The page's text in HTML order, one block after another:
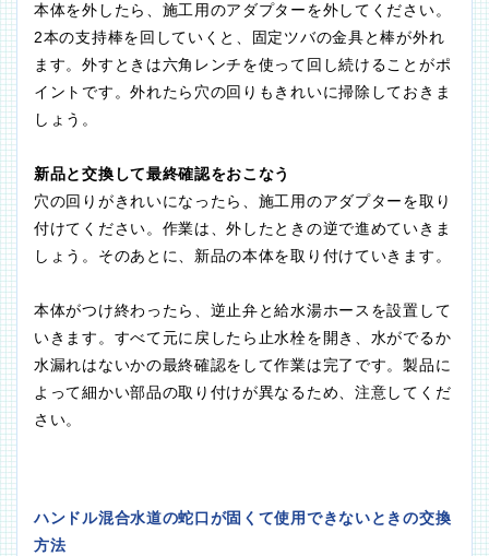
本体を外したら、施工用のアダプターを外してください。
2本の支持棒を回していくと、固定ツバの金具と棒が外れ
ます。外すときは六角レンチを使って回し続けることがポ
イントです。外れたら穴の回りもきれいに掃除しておきま
しょう。
新品と交換して最終確認をおこなう
穴の回りがきれいになったら、施工用のアダプターを取り
付けてください。作業は、外したときの逆で進めていきま
しょう。そのあとに、新品の本体を取り付けていきます。
本体がつけ終わったら、逆止弁と給水湯ホースを設置して
いきます。すべて元に戻したら止水栓を開き、水がでるか
水漏れはないかの最終確認をして作業は完了です。製品に
よって細かい部品の取り付けが異なるため、注意してくだ
さい。
ハンドル混合水道の蛇口が固くて使用できないときの交換
方法